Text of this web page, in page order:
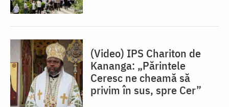
(Video) IPS Chariton de
Kananga: „Părintele
Ceresc ne cheamă să
privim în sus, spre Cer”